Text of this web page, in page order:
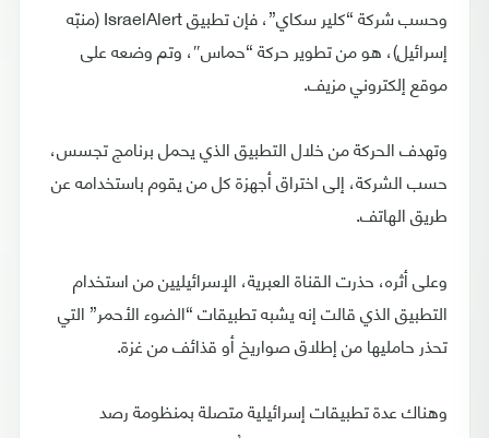
وحسب شركة “كلير سكاي”، فإن تطبيق IsraelAlert (منبّه
إسرائيل)، هو من تطوير حركة “حماس″، وتم وضعه على
موقع إلكتروني مزيف.
وتهدف الحركة من خلال التطبيق الذي يحمل برنامج تجسس،
حسب الشركة، إلى اختراق أجهزة كل من يقوم باستخدامه عن
طريق الهاتف.
وعلى أثره، حذرت القناة العبرية، الإسرائيليين من استخدام
التطبيق الذي قالت إنه يشبه تطبيقات “الضوء الأحمر” التي
تحذر حامليها من إطلاق صواريخ أو قذائف من غزة.
وهناك عدة تطبيقات إسرائيلية متصلة بمنظومة رصد